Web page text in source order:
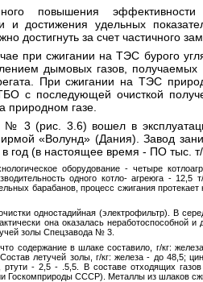
повышения
и достижения удельных
достигнуть за счет частичного
при сжигании на ТЭС бурого
дымовых газов, получаемых
При сжигании на ТЭС
с последующей очисткой
природном газе.
№ 3 (рис. 3.6) вошел в
«Волунд» (Дания). Завод
год (в настоящее время - ПО тыс. т/
оборудование - четыре
одного котло- агреюга -
барабанов, процесс сжигания
одностадийная (электрофильтр). В
она оказалась неработоспособной
золы Спецзавода № 3.
содержание в шлаке составило, г/кг:
летучей золы, г/кг: железа - до 48,5;
- 2,5 - .5,5. В составе отходящих
Госкомприроды СССР). Металлы из шлаков